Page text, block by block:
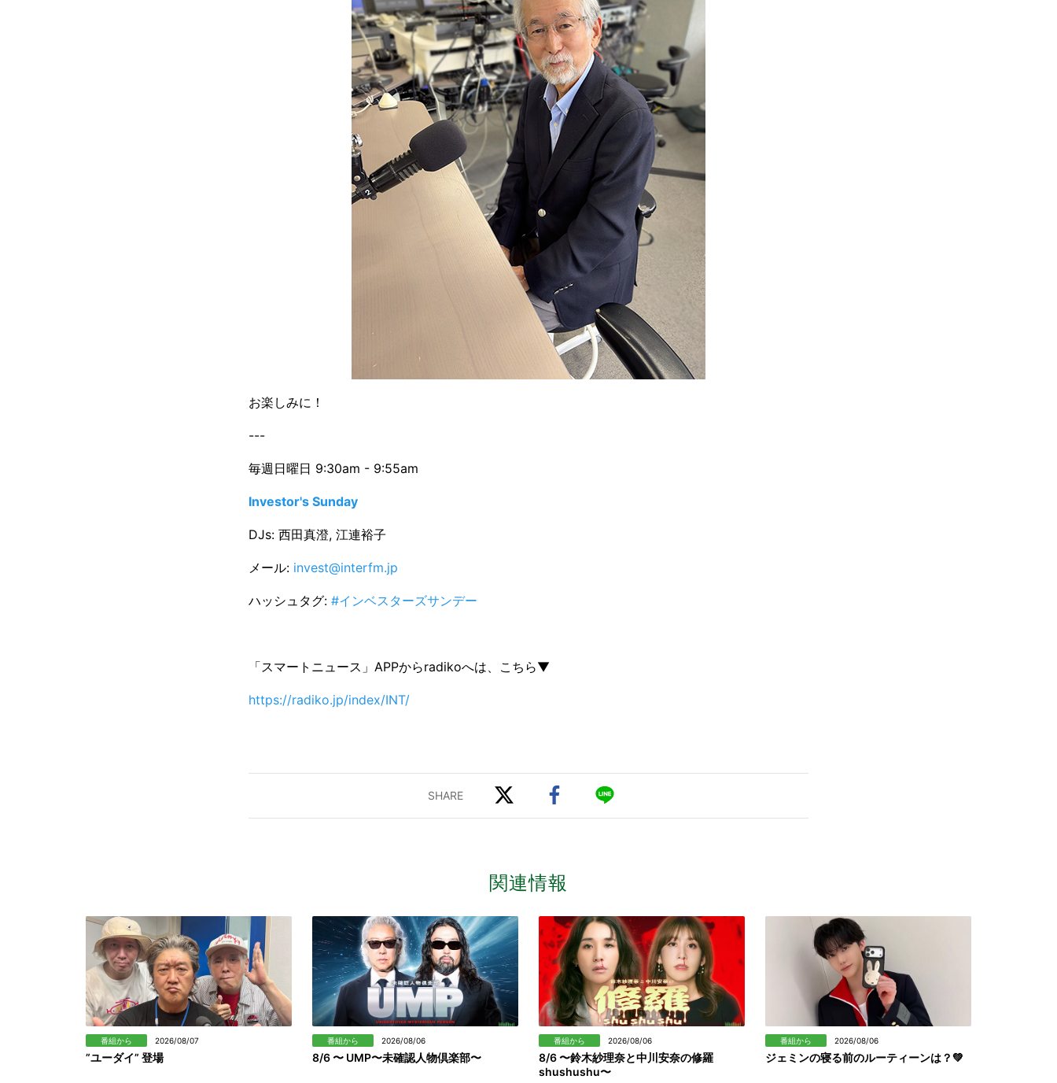
お楽しみに！
---
毎週日曜日 9:30am - 9:55am
Investor's Sunday
DJs: 西田真澄, 江連裕子
メール: invest@interfm.jp
ハッシュタグ: #インベスターズサンデー
「スマートニュース」APPからradikoへは、こちら▼
https://radiko.jp/index/INT/
関連情報
番組から 2026/08/07
”ユーダイ” 登場
番組から 2026/08/06
8/6 〜 UMP〜未確認人物倶楽部〜
番組から 2026/08/06
8/6 〜鈴木紗理奈と中川安奈の修羅
shushushu〜
番組から 2026/08/06
ジェミンの寝る前のルーティーンは？💚